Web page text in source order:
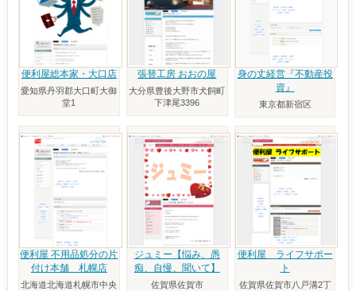
便利屋総本家・大口店
愛知県丹羽郡大口町大御
堂1
張替工房 おおの屋
大分県豊後大野市犬飼町
下津尾3396
身の丈経営『不動産投
資』
東京都新宿区
便利屋 不用品処分の片
付け本舗 札幌店
北海道北海道札幌市中央
ジュミー【悩み、愚
痴、自慢、聞いて】
佐賀県佐賀市
便利屋 ライフサポー
ト
佐賀県佐賀市八戸溝2丁